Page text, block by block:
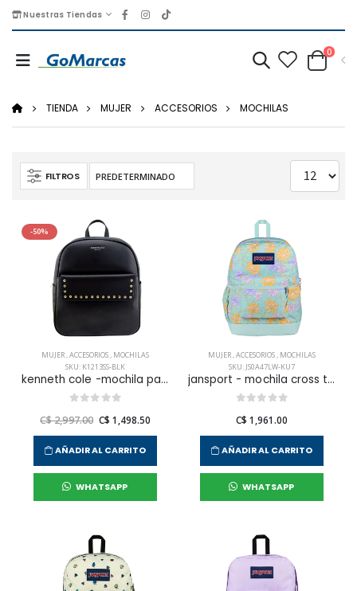
Nuestras Tiendas
0
TIENDA MUJER ACCESORIOS MOCHILAS
FILTROS
-50%
MUJER,ACCESORIOS, MOCHILAS
SKU: K1213SS-BLK
kenneth cole -mochila para mujer
C$ 2,997.00 C$ 1,498.50
AÑADIR AL CARRITO
WHATSAPP
MUJER,ACCESORIOS, MOCHILAS
SKU: JS0A47LW-KU7
jansport - mochila cross town faded floral fresh mint para mujer
C$ 1,961.00
AÑADIR AL CARRITO
WHATSAPP